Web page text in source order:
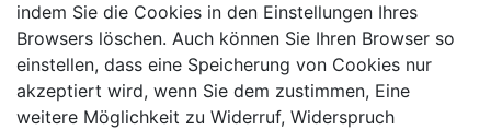
indem Sie die Cookies in den Einstellungen Ihres
Browsers löschen. Auch können Sie Ihren Browser so
einstellen, dass eine Speicherung von Cookies nur
akzeptiert wird, wenn Sie dem zustimmen, Eine
weitere Möglichkeit zu Widerruf, Widerspruch